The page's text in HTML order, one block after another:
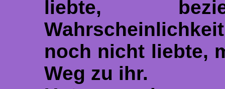
liebte,
noch nicht liebte,
Weg zu ihr.